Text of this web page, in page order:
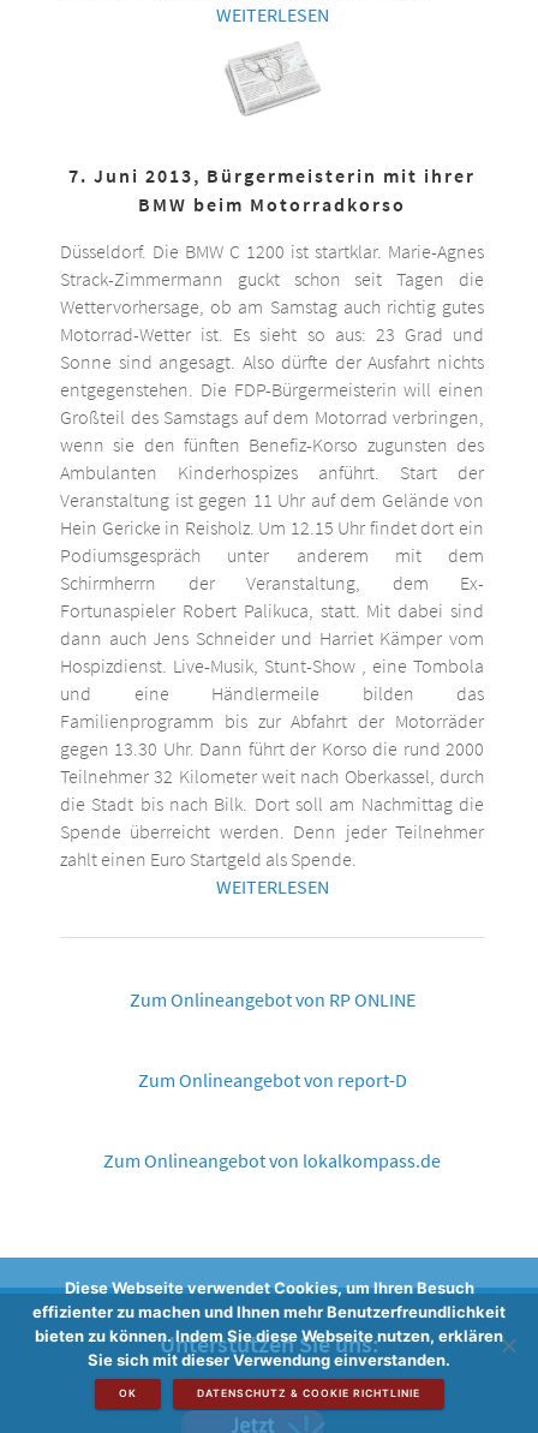
WEITERLESEN
7. Juni 2013, Bürgermeisterin mit ihrer
BMW beim Motorradkorso
Düsseldorf. Die BMW C 1200 ist startklar. Marie-Agnes
Strack-Zimmermann guckt schon seit Tagen die
Wettervorhersage, ob am Samstag auch richtig gutes
Motorrad-Wetter ist. Es sieht so aus: 23 Grad und
Sonne sind angesagt. Also dürfte der Ausfahrt nichts
entgegenstehen. Die FDP-Bürgermeisterin will einen
Großteil des Samstags auf dem Motorrad verbringen,
wenn sie den fünften Benefiz-Korso zugunsten des
Ambulanten Kinderhospizes anführt. Start der
Veranstaltung ist gegen 11 Uhr auf dem Gelände von
Hein Gericke in Reisholz. Um 12.15 Uhr findet dort ein
Podiumsgespräch unter anderem mit dem
Schirmherrn der Veranstaltung, dem Ex-
Fortunaspieler Robert Palikuca, statt. Mit dabei sind
dann auch Jens Schneider und Harriet Kämper vom
Hospizdienst. Live-Musik, Stunt-Show , eine Tombola
und eine Händlermeile bilden das
Familienprogramm bis zur Abfahrt der Motorräder
gegen 13.30 Uhr. Dann führt der Korso die rund 2000
Teilnehmer 32 Kilometer weit nach Oberkassel, durch
die Stadt bis nach Bilk. Dort soll am Nachmittag die
Spende überreicht werden. Denn jeder Teilnehmer
zahlt einen Euro Startgeld als Spende.
WEITERLESEN
Zum Onlineangebot von RP ONLINE
Zum Onlineangebot von report-D
Zum Onlineangebot von lokalkompass.de
Unterstützen Sie uns:
Diese Webseite verwendet Cookies, um Ihren Besuch
effizienter zu machen und Ihnen mehr Benutzerfreundlichkeit
bieten zu können. Indem Sie diese Webseite nutzen, erklären
Sie sich mit dieser Verwendung einverstanden.
OK DATENSCHUTZ & COOKIE RICHTLINIE